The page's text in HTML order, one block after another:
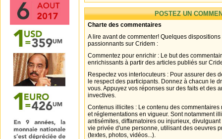
POSTEZ UN
Charte des commentaires
A lire avant de commenter! Quelques
passionnants sur Cridem :
Commentez pour enrichir : Le but des
enrichissants à partir des articles publiés sur
Respectez vos interlocuteurs : Pour assurer des
le respect des participants. Donnez à chacun le
vous. Appuyez vos réponses sur des faits et des
invectives.
Contenus illicites : Le contenu des
et réglementations en vigueur. Sont notamment
antisémites, diffamatoires ou injurieux,
vie privée d'une personne, utilisant des oeuvres
(textes, photos, vidéos...).